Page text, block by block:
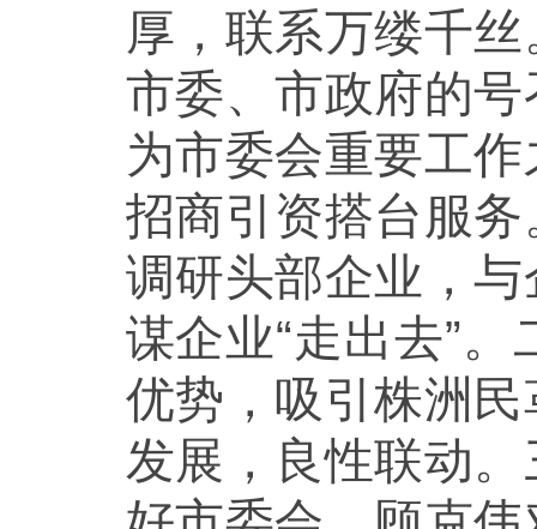
厚，联系万缕千
市委、市政府的
为市委会重要工
招商引资搭台服
调研头部企业，
谋企业“走出去”
优势，吸引株洲
发展，良性联动